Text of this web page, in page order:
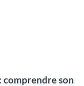
comprendre son